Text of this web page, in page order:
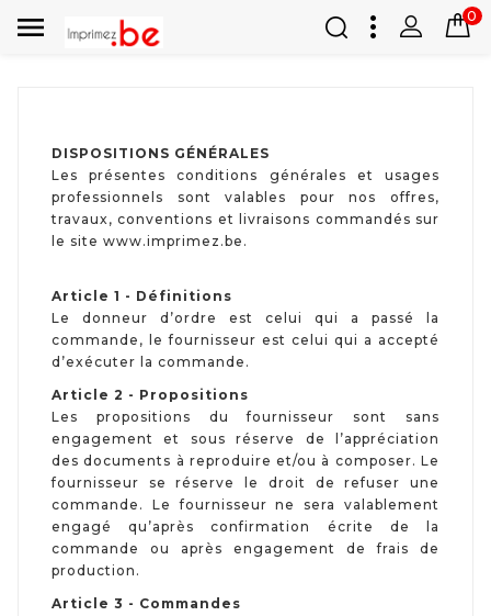
 0
DISPOSITIONS GÉNÉRALES
Les présentes conditions générales et usages
professionnels sont valables pour nos offres,
travaux, conventions et livraisons commandés sur
le site www.imprimez.be.
Article 1 - Définitions
Le donneur d’ordre est celui qui a passé la
commande, le fournisseur est celui qui a accepté
d’exécuter la commande.
Article 2 - Propositions
Les propositions du fournisseur sont sans
engagement et sous réserve de l’appréciation
des documents à reproduire et/ou à composer. Le
fournisseur se réserve le droit de refuser une
commande. Le fournisseur ne sera valablement
engagé qu’après confirmation écrite de la
commande ou après engagement de frais de
production.
Article 3 - Commandes